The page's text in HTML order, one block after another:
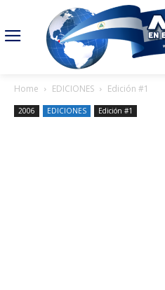
Home EDICIONES Edición #1
2006 EDICIONES Edición #1